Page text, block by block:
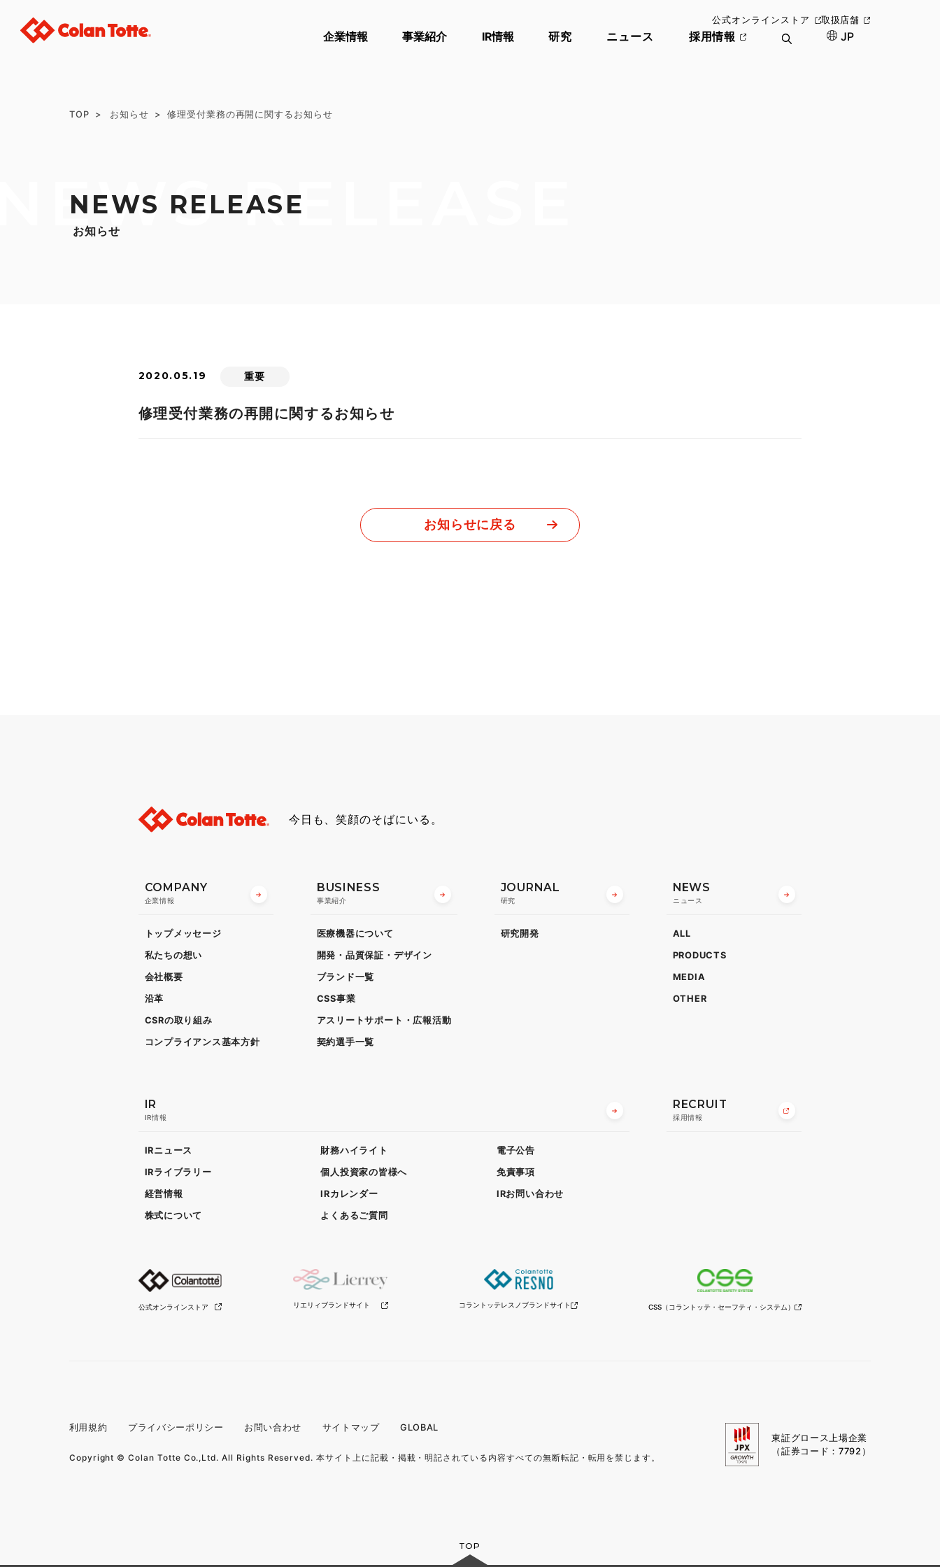
公式オンラインストア 取扱店舗
企業情報 事業紹介 IR情報 研究 ニュース 採用情報 JP
TOP お知らせ 修理受付業務の再開に関するお知らせ
NEWS RELEASE
お知らせ RELEASE
2020.05.19 重要
修理受付業務の再開に関するお知らせ
お知らせに戻る
今日も、笑顔のそばにいる。
COMPANY
企業情報
トップメッセージ
私たちの想い
会社概要
沿革
CSRの取り組み
コンプライアンス基本方針
BUSINESS
事業紹介
医療機器について
開発・品質保証・デザイン
ブランド一覧
CSS事業
アスリートサポート・広報活動
契約選手一覧
JOURNAL
研究
研究開発
NEWS
ニュース
ALL
PRODUCTS
MEDIA
OTHER
IR
IR情報
IRニュース
IRライブラリー
経営情報
株式について
財務ハイライト
個人投資家の皆様へ
IRカレンダー
よくあるご質問
電子公告
免責事項
IRお問い合わせ
RECRUIT
採用情報
公式オンラインストア リエリィブランドサイト コラントッテレスノ ブランドサイト CSS （コラントッテ・セーフティ・ システム）
利用規約 プライバシーポリシー お問い合わせ サイトマップ GLOBAL
Copyright © Colan Totte Co.,Ltd. All Rights Reserved.本サイト上に記載・掲載・明記されている内容すべての無断転記・転用を禁じます。
東証グロース上場企業
（証券コード：7792）
TOP